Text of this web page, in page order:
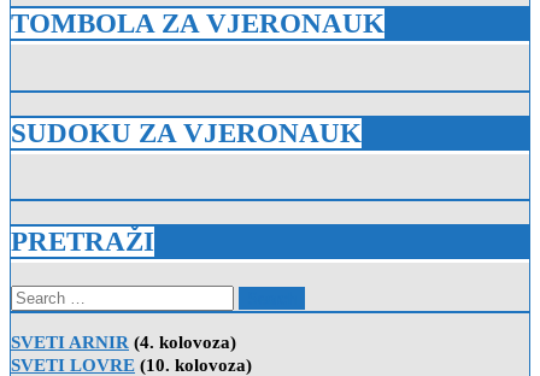
TOMBOLA ZA VJERONAUK
SUDOKU ZA VJERONAUK
PRETRAŽI
Search
for:
SVETI ARNIR (4. kolovoza)
SVETI LOVRE (10. kolovoza)